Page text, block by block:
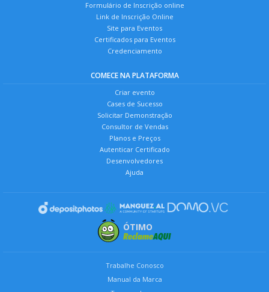
Formulário de Inscrição online
Link de Inscrição Online
Site para Eventos
Certificados para Eventos
Credenciamento
COMECE NA PLATAFORMA
Criar evento
Cases de Sucesso
Solicitar Demonstração
Consultor de Vendas
Planos e Preços
Autenticar Certificado
Desenvolvedores
Ajuda
ÓTIMO
Trabalhe Conosco
Manual da Marca